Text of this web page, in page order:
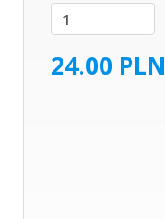
24.00 PLN